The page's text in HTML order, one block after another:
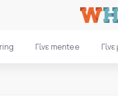
Γίνε mentee